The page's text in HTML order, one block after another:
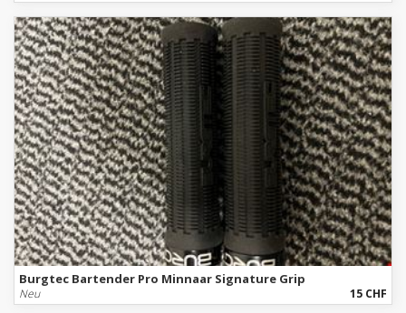
Burgtec Bartender Pro Minnaar Signature Grip
Neu 15 CHF